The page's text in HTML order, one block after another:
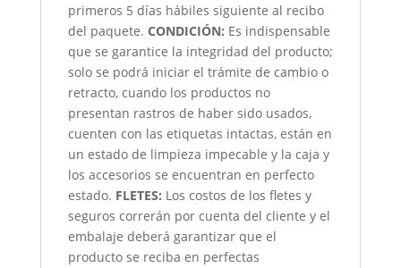
primeros 5 días hábiles siguiente al recibo
del paquete. CONDICIÓN: Es indispensable
que se garantice la integridad del producto;
solo se podrá iniciar el trámite de cambio o
retracto, cuando los productos no
presentan rastros de haber sido usados,
cuenten con las etiquetas intactas, están en
un estado de limpieza impecable y la caja y
los accesorios se encuentran en perfecto
estado. FLETES: Los costos de los fletes y
seguros correrán por cuenta del cliente y el
embalaje deberá garantizar que el
producto se reciba en perfectas